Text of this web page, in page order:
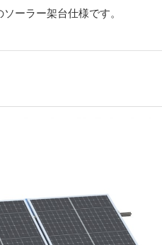
ーラー架台仕様です。